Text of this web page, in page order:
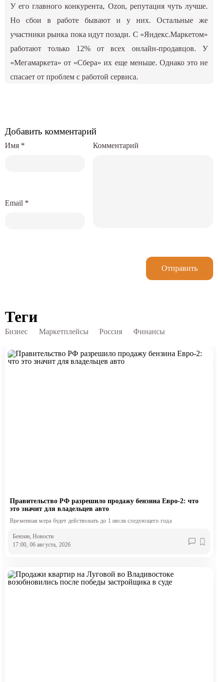
У его главного конкурента, Ozon, репутация чуть лучше.
Но сбои в работе бывают и у них. Остальные же
участники рынка пока идут позади. С «Яндекс.Маркетом»
работают только 12% от всех онлайн-продавцов. У
«Мегамаркета» от «Сбера» их еще меньше. Однако это не
спасает от проблем с работой сервиса.
Добавить комментарий
Комментарий
Имя *
Email *
Отправить
Теги
Бизнес Маркетплейсы Россия Финансы
Правительство РФ разрешило продажу бензина Евро-2: что
это значит для владельцев авто
Временная мера будет действовать до 1 июля следующего года
Бензин , Новости
17:00, 06 августа, 2026